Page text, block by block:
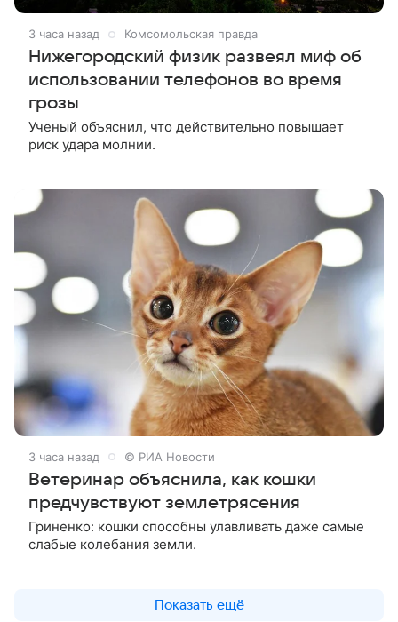
3 часа назад Комсомольская правда
Нижегородский физик развеял миф об
использовании телефонов во время
грозы
Ученый объяснил, что действительно повышает
риск удара молнии.
3 часа назад © РИА Новости
Ветеринар объяснила, как кошки
предчувствуют землетрясения
Гриненко: кошки способны улавливать даже самые
слабые колебания земли.
Показать ещё